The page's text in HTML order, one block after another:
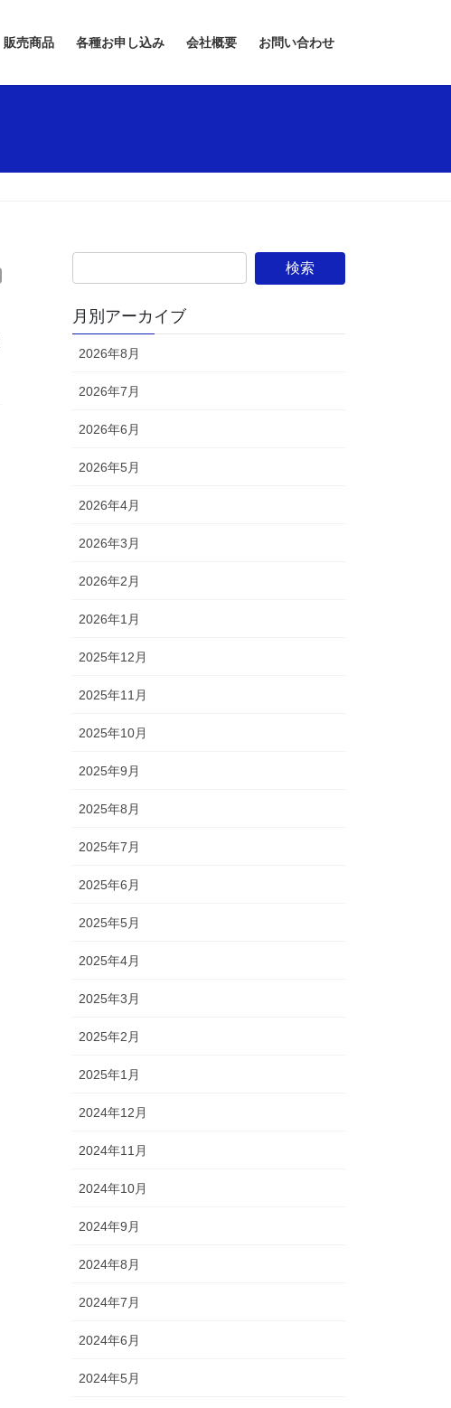
販売商品 各種お申し込み 会社概要 お問い合わせ
月別アーカイブ
2026年8月
2026年7月
2026年6月
2026年5月
2026年4月
2026年3月
2026年2月
2026年1月
2025年12月
2025年11月
2025年10月
2025年9月
2025年8月
2025年7月
2025年6月
2025年5月
2025年4月
2025年3月
2025年2月
2025年1月
2024年12月
2024年11月
2024年10月
2024年9月
2024年8月
2024年7月
2024年6月
2024年5月